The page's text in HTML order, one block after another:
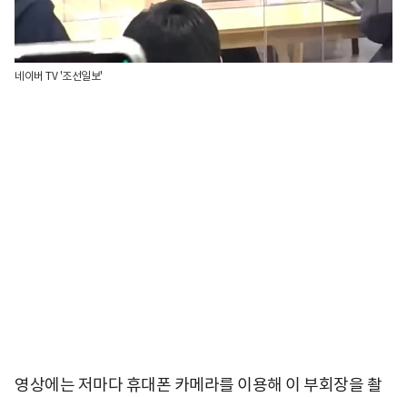
네이버 TV '조선일보'
영상에는 저마다 휴대폰 카메라를 이용해 이 부회장을 촬